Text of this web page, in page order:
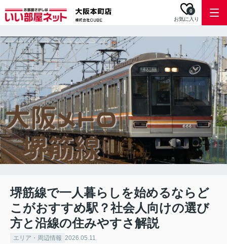
お気に入り
0
堺筋線で一人暮らしを始めるならど
こがおすすめ駅？社会人向けの選び
方と沿線の住みやすさ解説
エリア・周辺情報 2026.05.11